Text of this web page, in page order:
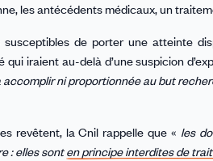
les antécédents médicaux, un
de porter une atteinte
iraient au-delà d’une suspicion
ni proportionnée au but
revêtent, la Cnil rappelle que « les
: elles sonten principe interdites de